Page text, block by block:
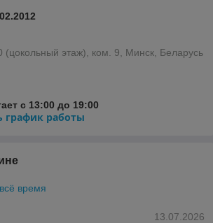
(цокольный этаж), ком. 9, Минск, Беларусь
с 13:00 до 19:00
график работы
время
13.07.2026